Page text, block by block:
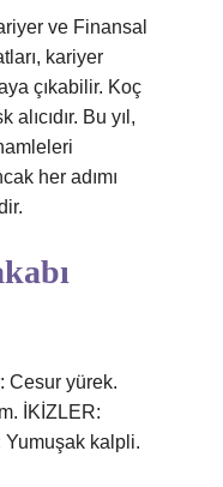
ve Finansal
kariyer
çıkabilir. Koç
Bu yıl,
her adımı
Cesur yürek.
İKİZLER:
Yumuşak kalpli.